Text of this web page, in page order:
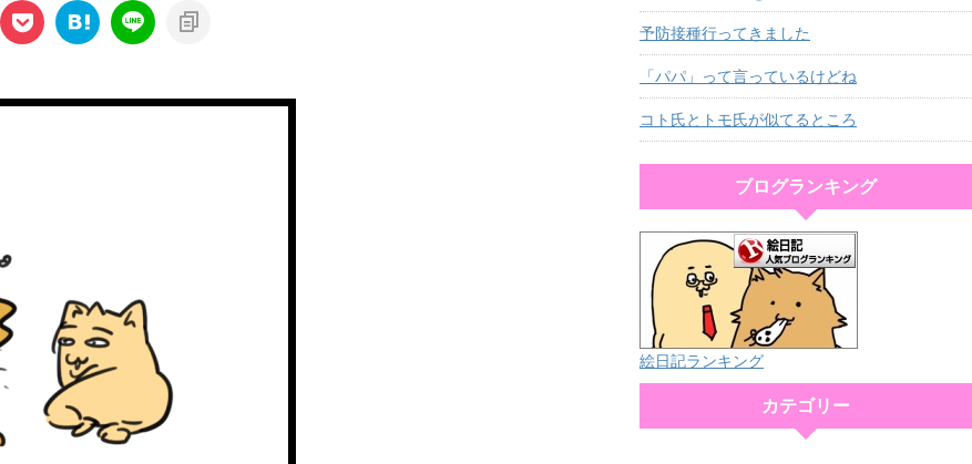
予防接種行ってきました
「パパ」って言っているけどね
コト氏とトモ氏が似てるところ
ブログランキング
絵日記ランキング
カテゴリー